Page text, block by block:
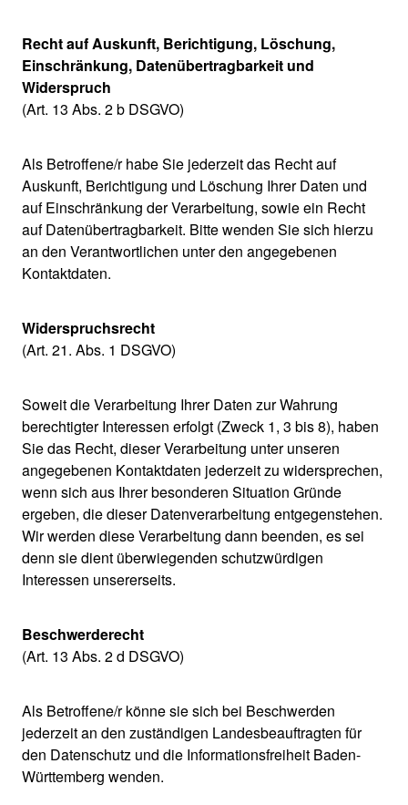
Recht auf Auskunft, Berichtigung, Löschung,
Einschränkung, Datenübertragbarkeit und
Widerspruch
(Art. 13 Abs. 2 b DSGVO)
Als Betroffene/r habe Sie jederzeit das Recht auf
Auskunft, Berichtigung und Löschung Ihrer Daten und
auf Einschränkung der Verarbeitung, sowie ein Recht
auf Datenübertragbarkeit. Bitte wenden Sie sich hierzu
an den Verantwortlichen unter den angegebenen
Kontaktdaten.
Widerspruchsrecht
(Art. 21. Abs. 1 DSGVO)
Soweit die Verarbeitung Ihrer Daten zur Wahrung
berechtigter Interessen erfolgt (Zweck 1, 3 bis 8), haben
Sie das Recht, dieser Verarbeitung unter unseren
angegebenen Kontaktdaten jederzeit zu widersprechen,
wenn sich aus Ihrer besonderen Situation Gründe
ergeben, die dieser Datenverarbeitung entgegenstehen.
Wir werden diese Verarbeitung dann beenden, es sei
denn sie dient überwiegenden schutzwürdigen
Interessen unsererseits.
Beschwerderecht
(Art. 13 Abs. 2 d DSGVO)
Als Betroffene/r könne sie sich bei Beschwerden
jederzeit an den zuständigen Landesbeauftragten für
den Datenschutz und die Informationsfreiheit Baden-
Württemberg wenden.